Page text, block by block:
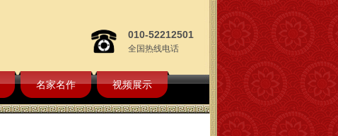
名家名作 视频展示
010-52212501
全国热线电话